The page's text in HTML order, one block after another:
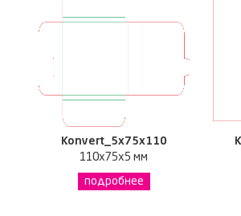
Konvert_5x75x110
110x75x5 мм
подробнее